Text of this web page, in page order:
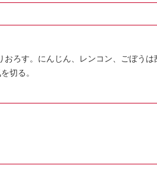
ろす。にんじん、レンコン、ごぼうは
切る。